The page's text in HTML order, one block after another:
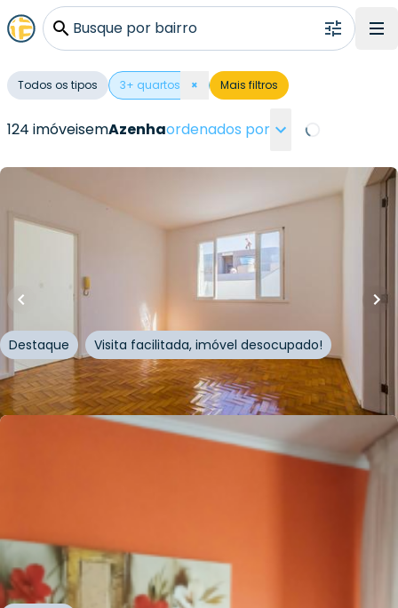
Busque por bairro
Todos os tipos 3+ quartos × Mais filtros
124 imóveisemAzenhaordenados por
R$
3 banheiros•0 vagas
Apartamento • Edifício Azenha
Avenida da Azenha
Azenha,Porto Alegre
Destaque Visita facilitada, imóvel desocupado!
Whatsapp
Cód.306713
Apartamento • Edifício Ipiranga Center
Avenida Ipiranga , Azenha Porto Alegre